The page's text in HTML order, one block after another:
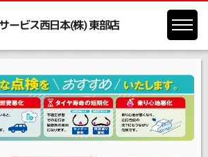
ービス西日本(株) 東部店